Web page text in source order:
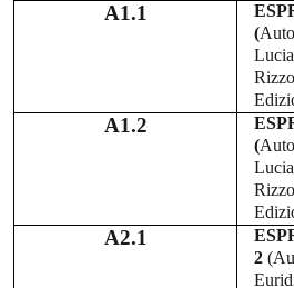
A1.1
(
A1.2
(
A2.1
2